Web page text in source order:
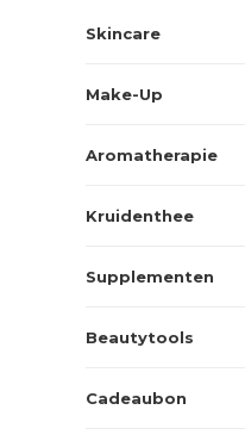
Skincare
Make-Up
Aromatherapie
Kruidenthee
Supplementen
Beautytools
Cadeaubon